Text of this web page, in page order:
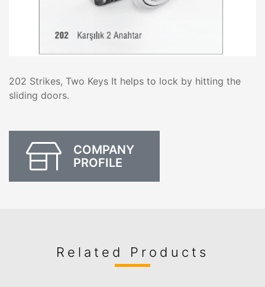
202 Strikes, Two Keys It helps to lock by hitting the
sliding doors.
COMPANY
PROFILE
Related Products